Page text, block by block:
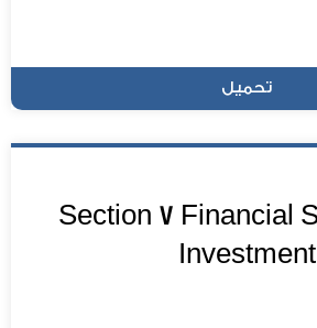
تحميل
Section 7 Financial
Investment